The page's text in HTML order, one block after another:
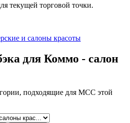
текущей торговой точки.
и салоны красоты
для Коммо - салон
подходящие для MCC этой